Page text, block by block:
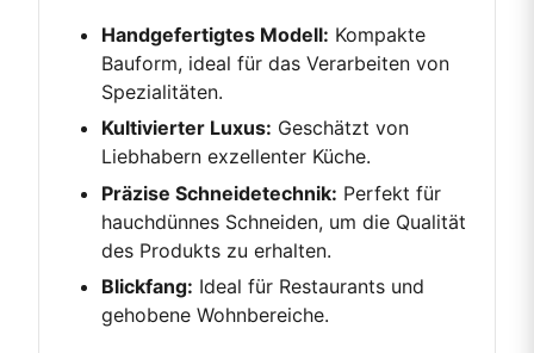
Handgefertigtes Modell: Kompakte
Bauform, ideal für das Verarbeiten von
Spezialitäten.
Kultivierter Luxus: Geschätzt von
Liebhabern exzellenter Küche.
Präzise Schneidetechnik: Perfekt für
hauchdünnes Schneiden, um die Qualität
des Produkts zu erhalten.
Blickfang: Ideal für Restaurants und
gehobene Wohnbereiche.